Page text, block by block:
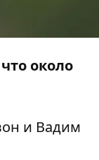
около
и Вадим